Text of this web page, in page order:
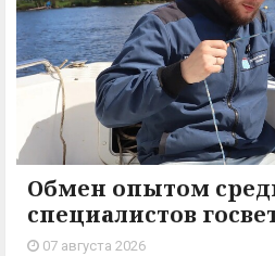
Обмен опытом
специалистов
07 августа 2026